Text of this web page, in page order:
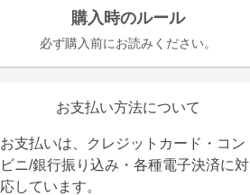
購入時のルール
必ず購入前にお読みください。
お支払い方法について
お支払いは、クレジットカード・コン
ビニ/銀行振り込み・各種電子決済に対
応しています。